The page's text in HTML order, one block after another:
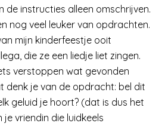
de instructies alleen omschrijven.
nog veel leuker van opdrachten.
mijn kinderfeestje ooit
die ze een liedje liet zingen.
verstoppen wat gevonden
denk je van de opdracht: bel dit
geluid je hoort? (dat is dus het
vriendin die luidkeels